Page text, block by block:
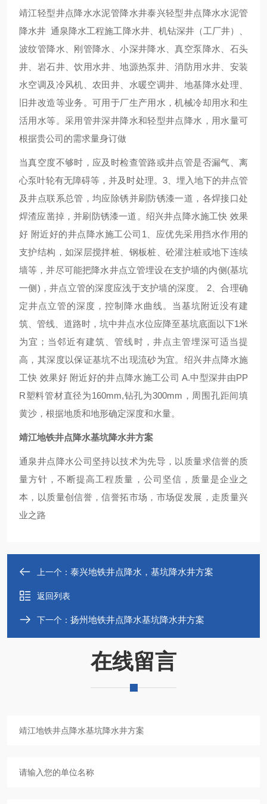
靖江轻型井点降水水泥管降水井泰兴轻型井点降水水泥管
降水井 通泉降水工程施工降水井、机钻深井（工厂井）、
波纹管降水、刚管降水、小深井降水、真空泵降水、石头
井、岩石井、饮用水井、地源热泵井、消防用水井、安装
水空调及冷风机、农田井、水暖空调井、地基降水处理、
旧井改造等业务。可用于厂生产用水，机械冷却用水和生
活用水等。采用管井深井降水和轻型井点降水，用水量可
根据贵公司的需求量身订做
当真空度不够时，应及时检查管路或井点管是否漏气、离
心泵叶轮有无障碍等，并及时处理。3、埋入地下的井点管
及井点联系总管，均应除锈并刷防锈漆一道，各焊接口处
焊渣应凿掉，并刷防锈漆一道。绍兴井点降水施工快 效果
好 附近好的井点降水施工公司1、应优先采用挡水作用的
支护结构，如深层搅拌桩、钢板桩、砼灌注桩或地下连续
墙等，并尽可能把降水井点立管埋设在支护墙的内侧(基坑
一侧)，井点立管的深度应浅于支护墙的深度。 2、合理确
定井点立管的深度，控制降水曲线。当基坑附近没有建
筑、管线、道路时，坑中井点水位应降至基坑底面以下1米
为宜；当邻近有建筑、管线时，井点主管埋深可适当提
高，其深度以保证基坑不出现流砂为宜。绍兴井点降水施
工快 效果好 附近好的井点降水施工公司 A.中型深井由PP
R塑料管材直径为160mm,钻孔为300mm，周围孔距间填
黄沙，根据地质和地形确定深度和水量。
靖江地铁井点降水基坑降水井方案
通泉井点降水公司坚持以技术为先导，以质量求信誉的质
量方针，不断提高工程质量，公司坚信，质量是企业之
本，以质量创信誉，信誉拓市场，市场促发展，走质量兴
业之路
上一个： 泰兴地铁井点降水，基坑降水井方案
返回列表
下一个： 扬州地铁井点降水基坑降水井方案
在线留言